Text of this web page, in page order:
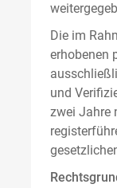
Die im
erhobenen
und
zwei Jahre